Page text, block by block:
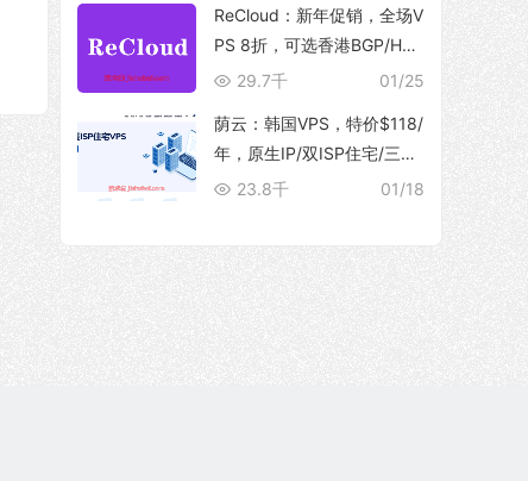
ReCloud：新年促销，全场V
PS 8折，可选香港BGP/HG
C、台湾TFN/Hinet家宽、马
01/25
29.7千
荫云：韩国VPS，特价$118/
年，原生IP/双ISP住宅/三网
优化直连/250M带宽@5T流
01/18
23.8千